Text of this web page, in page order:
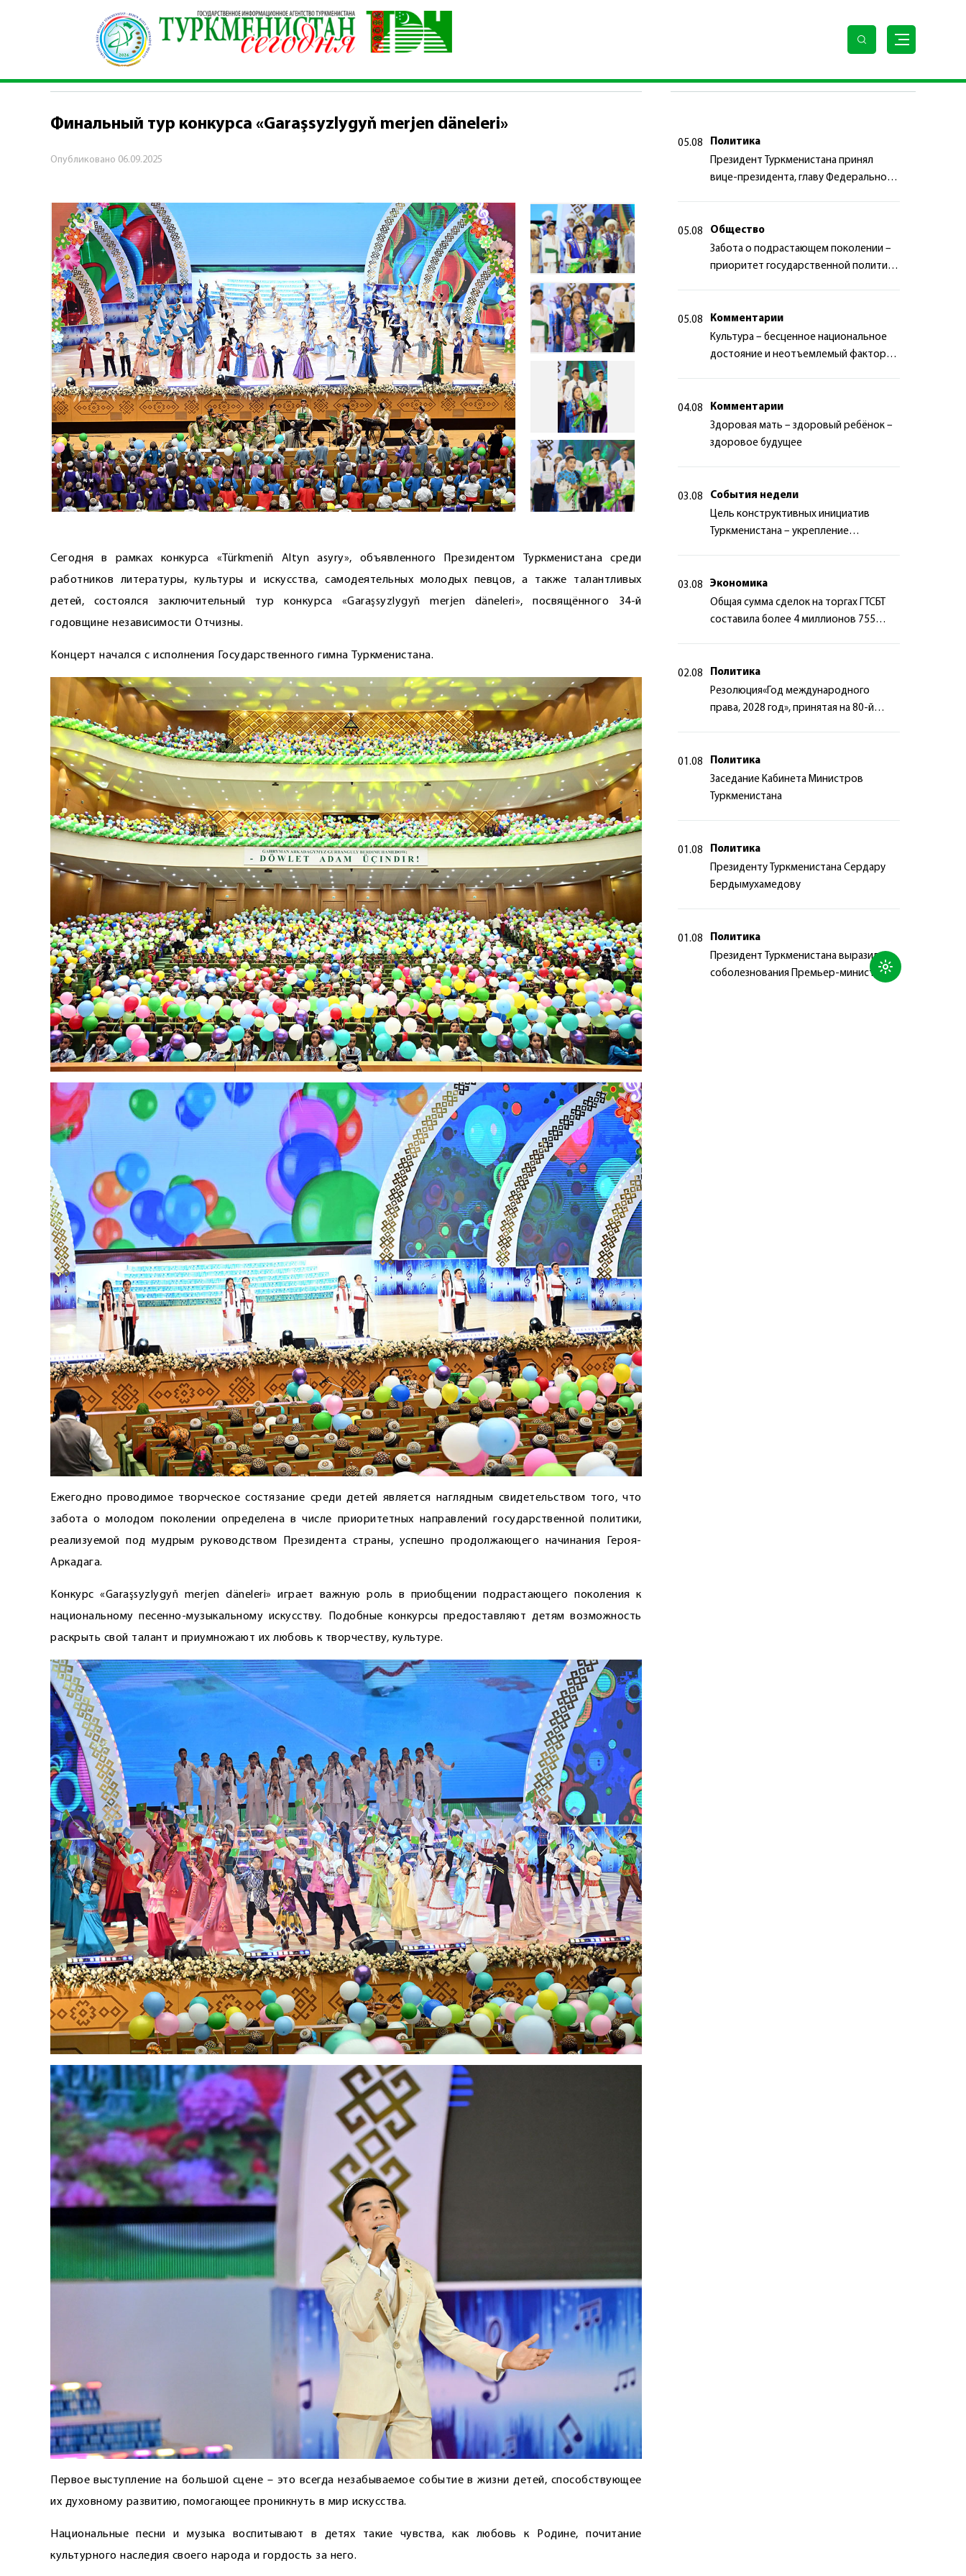
\ Культура \ Финальный тур конкурса «Garaşsyzlygyň merjen däneleri»
КУЛЬТУРА
Финальный тур конкурса «Garaşsyzlygyň merjen däneleri»
Опубликовано 06.09.2025
Сегодня в рамках конкурса «Türkmeniň Altyn asyry», объявленного Президентом Туркменистана среди
работников литературы, культуры и искусства, самодеятельных молодых певцов, а также талантливых
детей, состоялся заключительный тур конкурса «Garaşsyzlygyň merjen däneleri», посвящённого 34-й
годовщине независимости Отчизны.
Концерт начался с исполнения Государственного гимна Туркменистана.
Ежегодно проводимое творческое состязание среди детей является наглядным свидетельством того, что
забота о молодом поколении определена в числе приоритетных направлений государственной политики,
реализуемой под мудрым руководством Президента страны, успешно продолжающего начинания Героя-
Аркадага.
Конкурс «Garaşsyzlygyň merjen däneleri» играет важную роль в приобщении подрастающего поколения к
национальному песенно-музыкальному искусству. Подобные конкурсы предоставляют детям возможность
раскрыть свой талант и приумножают их любовь к творчеству, культуре.
Первое выступление на большой сцене – это всегда незабываемое событие в жизни детей, способствующее
их духовному развитию, помогающее проникнуть в мир искусства.
Национальные песни и музыка воспитывают в детях такие чувства, как любовь к Родине, почитание
культурного наследия своего народа и гордость за него.
05.08
Политика
Президент Туркменистана принял
вице-президента, главу Федерального
05.08
Общество
Забота о подрастающем поколении –
приоритет государственной политики
05.08
Комментарии
Культура – бесценное национальное
достояние и неотъемлемый фактор
04.08
Комментарии
Здоровая мать – здоровый ребёнок –
здоровое будущее
03.08
События недели
Цель конструктивных инициатив
Туркменистана – укрепление
03.08
Экономика
Общая сумма сделок на торгах ГТСБТ
составила более 4 миллионов 755
02.08
Политика
Резолюция«Год международного
права, 2028 год», принятая на 80-й
01.08
Политика
Заседание Кабинета Министров
Туркменистана
01.08
Политика
Президенту Туркменистана Сердару
Бердымухамедову
01.08
Политика
Президент Туркменистана выразил
соболезнования Премьер-министру